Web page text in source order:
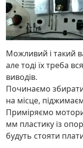
Можливий і такий
але тоді їх треба
виводів.
Починаємо
на місце,
Приміряємо
мм пластику із
будуть стояти